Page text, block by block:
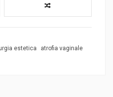
estetica
atrofia vaginale